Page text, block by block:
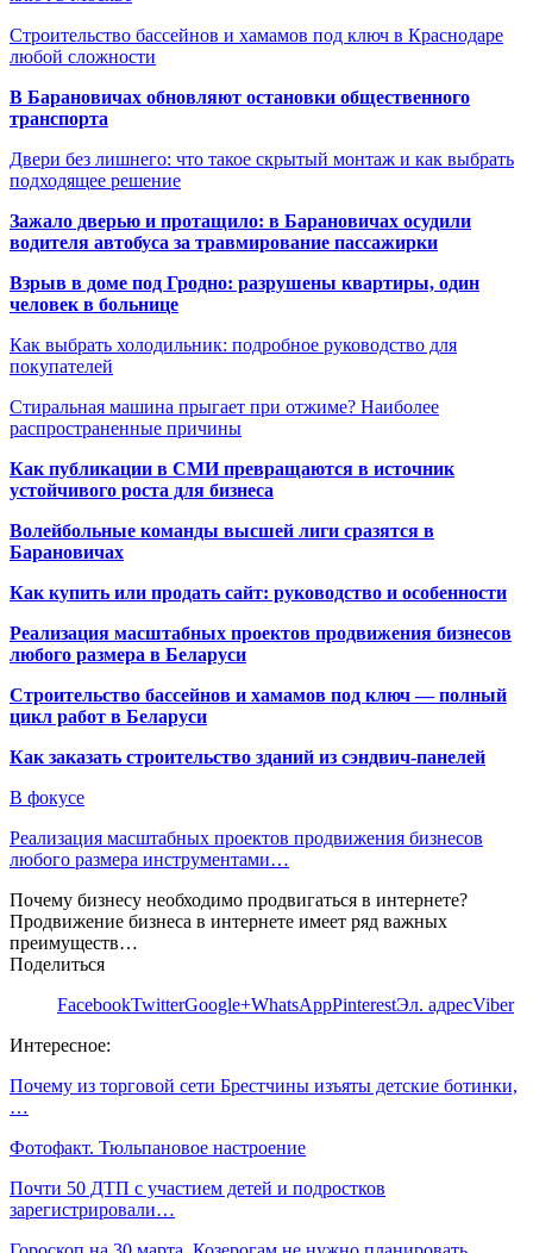
Строительство бассейнов и хамамов под ключ в Краснодаре
любой сложности
В Барановичах обновляют остановки общественного
транспорта
Двери без лишнего: что такое скрытый монтаж и как выбрать
подходящее решение
Зажало дверью и протащило: в Барановичах осудили
водителя автобуса за травмирование пассажирки
Взрыв в доме под Гродно: разрушены квартиры, один
человек в больнице
Как выбрать холодильник: подробное руководство для
покупателей
Стиральная машина прыгает при отжиме? Наиболее
распространенные причины
Как публикации в СМИ превращаются в источник
устойчивого роста для бизнеса
Волейбольные команды высшей лиги сразятся в
Барановичах
Как купить или продать сайт: руководство и особенности
Реализация масштабных проектов продвижения бизнесов
любого размера в Беларуси
Строительство бассейнов и хамамов под ключ — полный
цикл работ в Беларуси
Как заказать строительство зданий из сэндвич-панелей
В фокусе
Реализация масштабных проектов продвижения бизнесов
любого размера инструментами…
Почему бизнесу необходимо продвигаться в интернете?
Продвижение бизнеса в интернете имеет ряд важных
преимуществ…
Поделиться
FacebookTwitterGoogle+WhatsAppPinterestЭл. адресViber
Интересное:
Почему из торговой сети Брестчины изъяты детские ботинки,
…
Фотофакт. Тюльпановое настроение
Почти 50 ДТП с участием детей и подростков
зарегистрировали…